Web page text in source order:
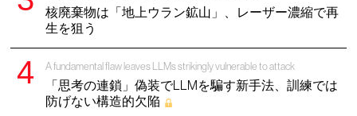
核廃棄物は「地上ウラン鉱山」、レーザー濃縮で再
生を狙う
A fundamental flaw leaves LLMs strikingly vulnerable to attack
「思考の連鎖」偽装でLLMを騙す新手法、訓練では
防げない構造的欠陥